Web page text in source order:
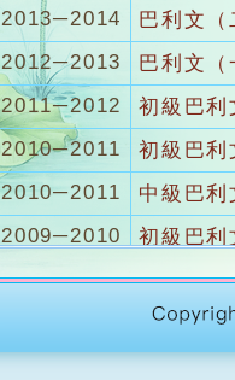
2013─2014
巴利文
2012─2013
巴利文
2011─2012
初級巴
2010─2011
初級巴
2010─2011
中級巴
2009─2010
初級巴
2009─2010
中級巴
中級巴
2007─2008
中級巴